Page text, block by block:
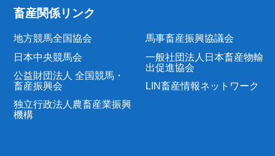
畜産関係リンク
地方競馬全国協会
日本中央競馬会
公益財団法人 全国競馬・
畜産振興会
独立行政法人農畜産業振興
機構
馬事畜産振興協議会
一般社団法人日本畜産物輸
出促進協会
LIN畜産情報ネットワーク